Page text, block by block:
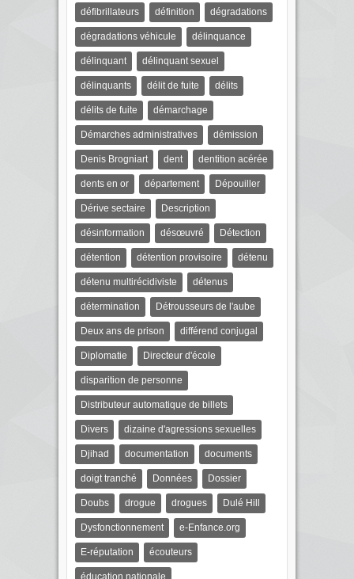
défibrillateurs définition dégradations
dégradations véhicule délinquance
délinquant délinquant sexuel
délinquants délit de fuite délits
délits de fuite démarchage
Démarches administratives démission
Denis Brogniart dent dentition acérée
dents en or département Dépouiller
Dérive sectaire Description
désinformation désœuvré Détection
détention détention provisoire détenu
détenu multirécidiviste détenus
détermination Détrousseurs de l'aube
Deux ans de prison différend conjugal
Diplomatie Directeur d'école
disparition de personne
Distributeur automatique de billets
Divers dizaine d'agressions sexuelles
Djihad documentation documents
doigt tranché Données Dossier
Doubs drogue drogues Dulé Hill
Dysfonctionnement e-Enfance.org
E-réputation écouteurs
éducation nationale